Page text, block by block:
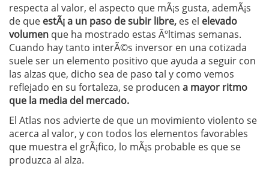
respecta al valor, el aspecto que mÃ¡s gusta, ademÃ¡s
de que estÃ¡ a un paso de subir libre, es el elevado
volumen que ha mostrado estas Ãºltimas semanas.
Cuando hay tanto interÃ©s inversor en una cotizada
suele ser un elemento positivo que ayuda a seguir con
las alzas que, dicho sea de paso tal y como vemos
reflejado en su fortaleza, se producen a mayor ritmo
que la media del mercado.
El Atlas nos advierte de que un movimiento violento se
acerca al valor, y con todos los elementos favorables
que muestra el grÃ¡fico, lo mÃ¡s probable es que se
produzca al alza.